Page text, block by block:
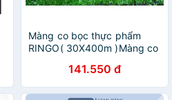
Màng co bọc thực phẩm
RINGO( 30X400m )Màng co
phẩm cao cấp hàng công ty.
141.550 đ